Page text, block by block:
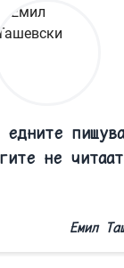
едните
не читаат
Емил